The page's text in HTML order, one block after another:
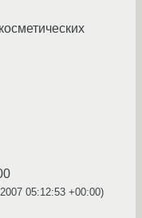
05:12:53 +00:00)